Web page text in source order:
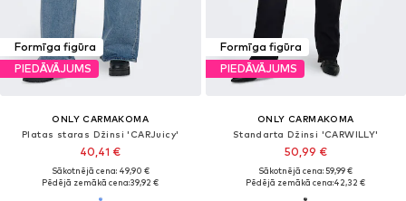
Formīga figūra
PIEDĀVĀJUMS
ONLY CARMAKOMA
Platas staras Džinsi 'CARJuicy'
40,41 €
Sākotnējā cena: 49,90 €
Pēdējā zemākā cena:39,92 €
Formīga figūra
PIEDĀVĀJUMS
ONLY CARMAKOMA
Standarta Džinsi 'CARWILLY'
50,99 €
Sākotnējā cena: 59,99 €
Pēdējā zemākā cena:42,32 €